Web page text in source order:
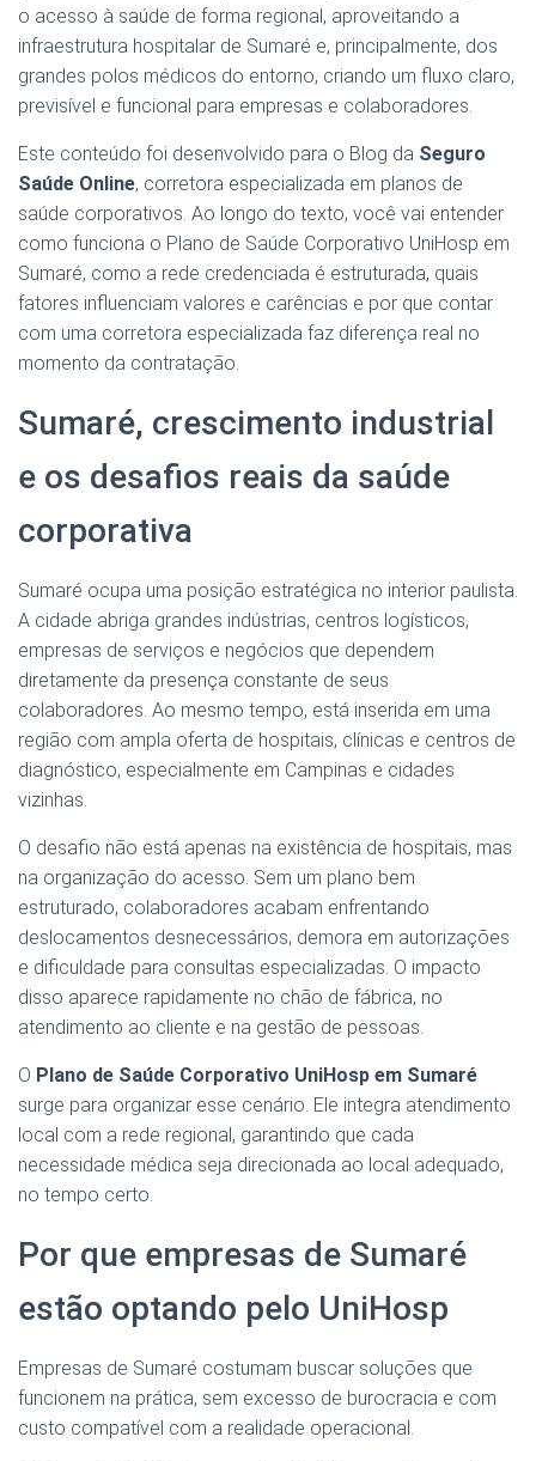
o acesso à saúde de forma regional, aproveitando a
infraestrutura hospitalar de Sumaré e, principalmente, dos
grandes polos médicos do entorno, criando um fluxo claro,
previsível e funcional para empresas e colaboradores.
Este conteúdo foi desenvolvido para o Blog da Seguro
Saúde Online, corretora especializada em planos de
saúde corporativos. Ao longo do texto, você vai entender
como funciona o Plano de Saúde Corporativo UniHosp em
Sumaré, como a rede credenciada é estruturada, quais
fatores influenciam valores e carências e por que contar
com uma corretora especializada faz diferença real no
momento da contratação.
Sumaré, crescimento industrial
e os desafios reais da saúde
corporativa
Sumaré ocupa uma posição estratégica no interior paulista.
A cidade abriga grandes indústrias, centros logísticos,
empresas de serviços e negócios que dependem
diretamente da presença constante de seus
colaboradores. Ao mesmo tempo, está inserida em uma
região com ampla oferta de hospitais, clínicas e centros de
diagnóstico, especialmente em Campinas e cidades
vizinhas.
O desafio não está apenas na existência de hospitais, mas
na organização do acesso. Sem um plano bem
estruturado, colaboradores acabam enfrentando
deslocamentos desnecessários, demora em autorizações
e dificuldade para consultas especializadas. O impacto
disso aparece rapidamente no chão de fábrica, no
atendimento ao cliente e na gestão de pessoas.
O Plano de Saúde Corporativo UniHosp em Sumaré
surge para organizar esse cenário. Ele integra atendimento
local com a rede regional, garantindo que cada
necessidade médica seja direcionada ao local adequado,
no tempo certo.
Por que empresas de Sumaré
estão optando pelo UniHosp
Empresas de Sumaré costumam buscar soluções que
funcionem na prática, sem excesso de burocracia e com
custo compatível com a realidade operacional.